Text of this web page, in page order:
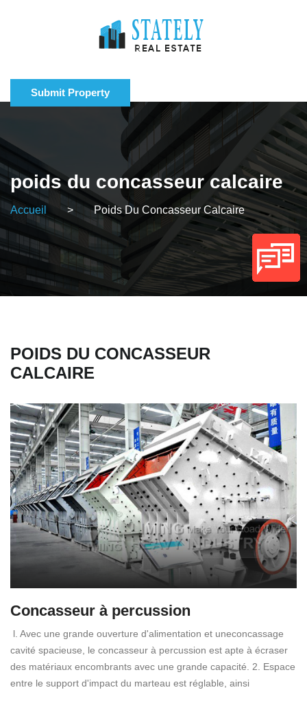
Submit Property
poids du concasseur calcaire
Accueil > Poids Du Concasseur Calcaire
POIDS DU CONCASSEUR
CALCAIRE
Concasseur à percussion
l. Avec une grande ouverture d'alimentation et uneconcassage
cavité spacieuse, le concasseur à percussion est apte à écraser
des matériaux encombrants avec une grande capacité. 2. Espace
entre le support d'impact du marteau est réglable, ainsi